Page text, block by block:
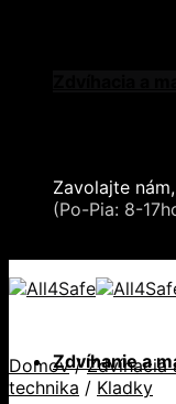
Zavolajte
(Po-Pia: 8-
Zdvíhanie a
Domov / Zdvíhacia
technika / Kladky